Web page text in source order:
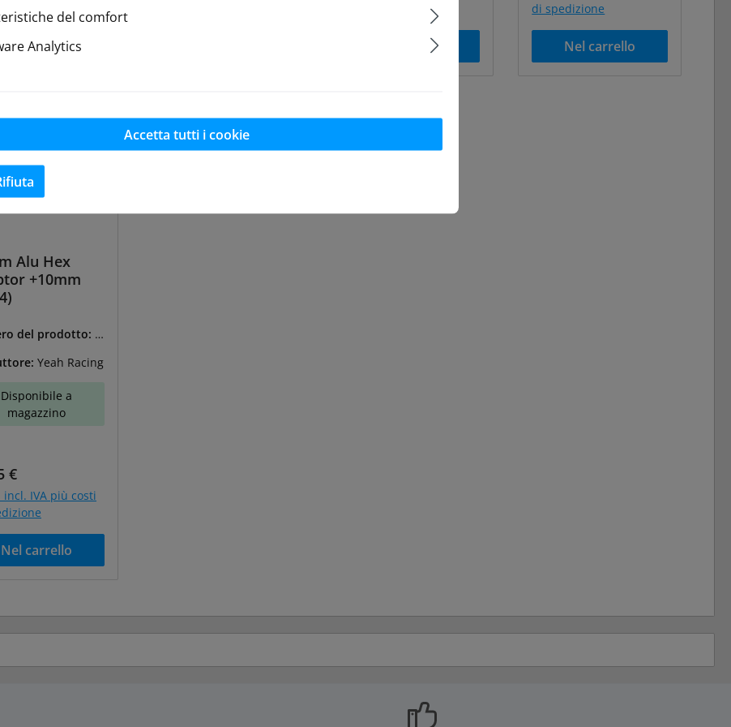
Nel carrello Nel carrello
di spedizione
Nel carrello
Alu Hex
+10mm
del prodotto: Y
Yeah Racing
Disponibile a
magazzino
normale:
€
incl. IVA più costi
Nel carrello
del comfort
Analytics
Accetta tutti i cookie